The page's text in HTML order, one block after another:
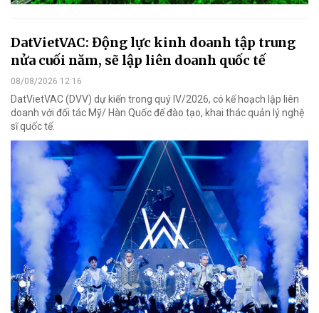
DatVietVAC: Động lực kinh doanh tập trung
nửa cuối năm, sẽ lập liên doanh quốc tế
08/08/2026 12:16
DatVietVAC (DVV) dự kiến trong quý IV/2026, có kế hoạch lập liên
doanh với đối tác Mỹ/ Hàn Quốc để đào tạo, khai thác quản lý nghệ
sĩ quốc tế.